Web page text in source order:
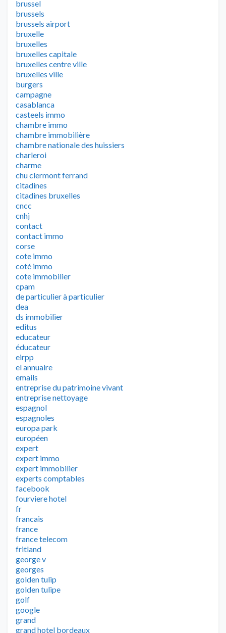
brussel
brussels
brussels airport
bruxelle
bruxelles
bruxelles capitale
bruxelles centre ville
bruxelles ville
burgers
campagne
casablanca
casteels immo
chambre immo
chambre immobilière
chambre nationale des huissiers
charleroi
charme
chu clermont ferrand
citadines
citadines bruxelles
cncc
cnhj
contact
contact immo
corse
cote immo
coté immo
cote immobilier
cpam
de particulier à particulier
dea
ds immobilier
editus
educateur
éducateur
eirpp
el annuaire
emails
entreprise du patrimoine vivant
entreprise nettoyage
espagnol
espagnoles
europa park
européen
expert
expert immo
expert immobilier
experts comptables
facebook
fourviere hotel
fr
francais
france
france telecom
fritland
george v
georges
golden tulip
golden tulipe
golf
google
grand
grand hotel bordeaux